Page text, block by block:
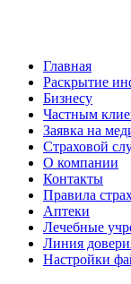
Главная
Раскрытие
Бизнесу
Частным
Заявка на
Страховой
О компании
Контакты
Правила
Аптеки
Лечебные
Линия
Настройки